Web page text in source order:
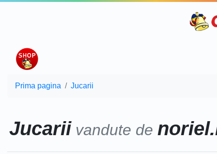
Prima pagina Jucarii
Jucariivandute de